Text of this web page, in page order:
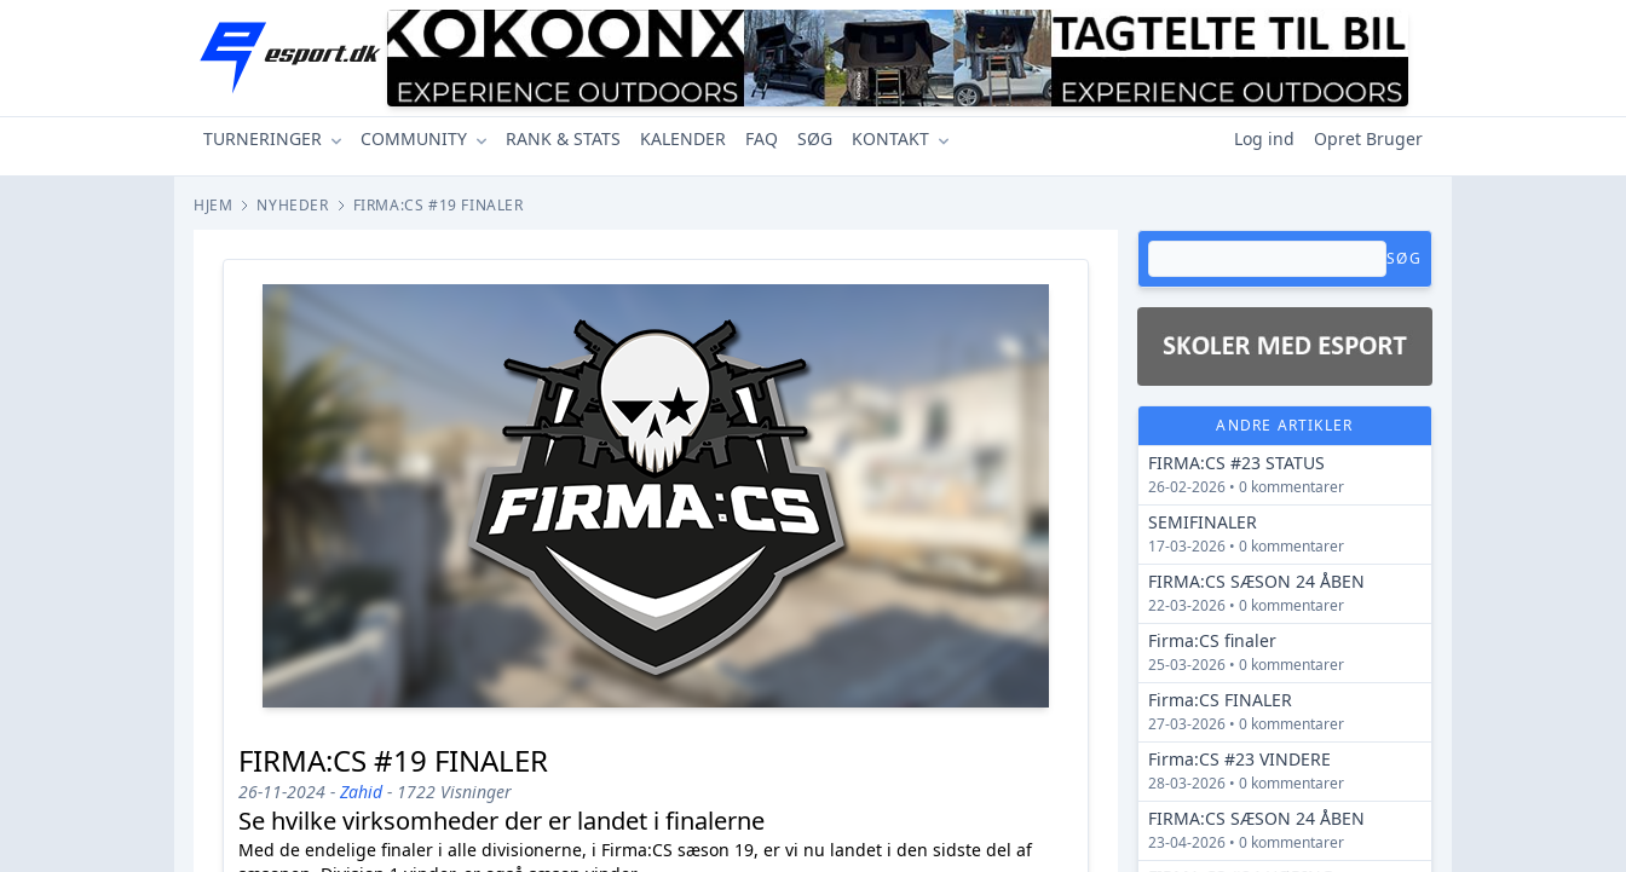
TURNERINGER COMMUNITY RANK & STATS KALENDER FAQ SØG KONTAKT Log ind Opret Bruger
HJEM NYHEDER FIRMA:CS #19 FINALER
FIRMA:CS #19 FINALER
26-11-2024 - Zahid- 1722 Visninger
Se hvilke virksomheder der er landet i finalerne
Med de endelige finaler i alle divisionerne, i Firma:CS sæson 19, er vi nu landet i den sidste del af
SØG
ANDRE ARTIKLER
FIRMA:CS #23 STATUS
26-02-2026 • 0 kommentarer
SEMIFINALER
17-03-2026 • 0 kommentarer
FIRMA:CS SÆSON 24 ÅBEN
22-03-2026 • 0 kommentarer
Firma:CS finaler
25-03-2026 • 0 kommentarer
Firma:CS FINALER
27-03-2026 • 0 kommentarer
Firma:CS #23 VINDERE
28-03-2026 • 0 kommentarer
FIRMA:CS SÆSON 24 ÅBEN
23-04-2026 • 0 kommentarer